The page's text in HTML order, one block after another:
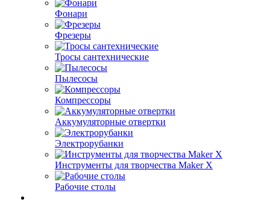
Фонари
Фрезеры
Тросы сантехнические
Пылесосы
Компрессоры
Аккумуляторные отвертки
Электрорубанки
Инструменты для творчества Maker X
Рабочие столы